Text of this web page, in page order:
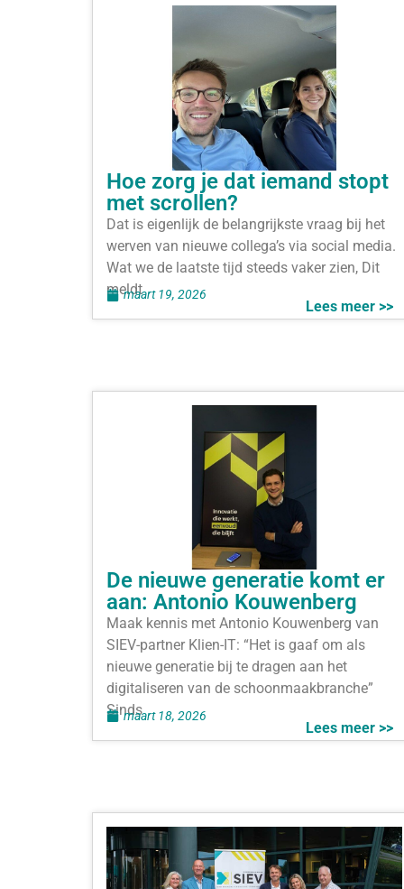
Hoe zorg je dat iemand stopt
met scrollen?
Dat is eigenlijk de belangrijkste vraag bij het
werven van nieuwe collega’s via social media.
Wat we de laatste tijd steeds vaker zien, Dit
meldt
Lees meer >>
maart 19, 2026
De nieuwe generatie komt er
aan: Antonio Kouwenberg
Maak kennis met Antonio Kouwenberg van
SIEV-partner Klien-IT: “Het is gaaf om als
nieuwe generatie bij te dragen aan het
digitaliseren van de schoonmaakbranche”
Sinds
Lees meer >>
maart 18, 2026